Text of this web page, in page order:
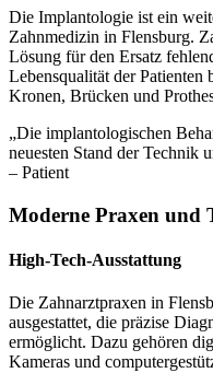
Die Implantologie ist ein
Zahnmedizin in Flensburg.
Lösung für den Ersatz
Lebensqualität der Patienten
Kronen, Brücken und
„Die implantologischen
neuesten Stand der Technik
– Patient
Moderne Praxen und
High-Tech-Ausstattung
Die Zahnarztpraxen in
ausgestattet, die präzise
ermöglicht. Dazu gehören
Kameras und